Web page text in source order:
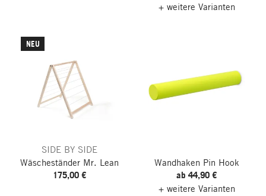
+ weitere Varianten
NEU
SIDE BY SIDE
Wäscheständer Mr. Lean
175,00 €
Wandhaken Pin Hook
ab 44,90 €
+ weitere Varianten